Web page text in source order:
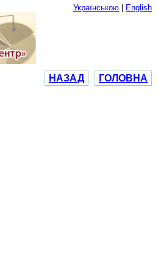
Українською English
НАЗАД ГОЛОВНА